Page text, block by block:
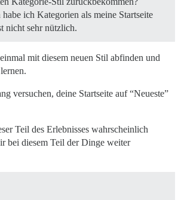
ich Kategorien als meine Startseite
nicht sehr nützlich.
mit diesem neuen Stil abfinden und
versuchen, deine Startseite auf “Neueste”
Teil des Erlebnisses wahrscheinlich
bei diesem Teil der Dinge weiter